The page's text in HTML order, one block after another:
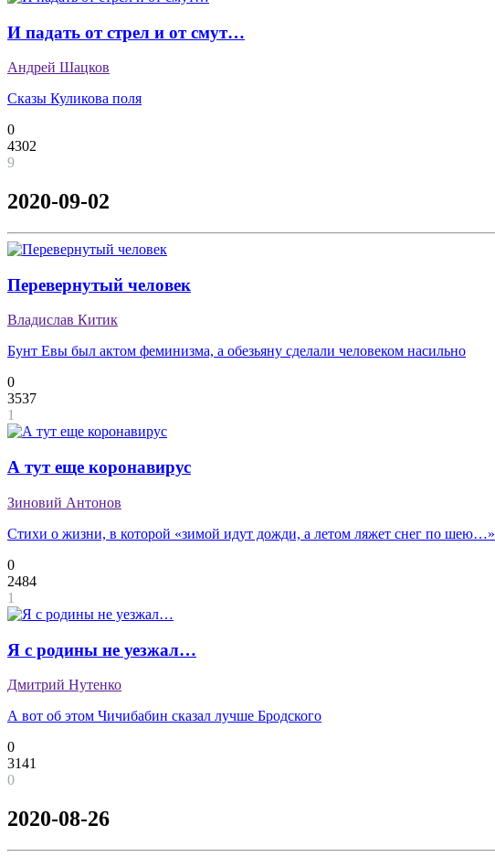
И падать от стрел и от смут…
Андрей Шацков
Сказы Куликова поля
0
4302
9
2020-09-02
Перевернутый человек
Владислав Китик
Бунт Евы был актом феминизма, а обезьяну сделали человеком насильно
0
3537
1
А тут еще коронавирус
Зиновий Антонов
Стихи о жизни, в которой «зимой идут дожди, а летом ляжет снег по шею…»
0
2484
1
Я с родины не уезжал…
Дмитрий Нутенко
А вот об этом Чичибабин сказал лучше Бродского
0
3141
0
2020-08-26